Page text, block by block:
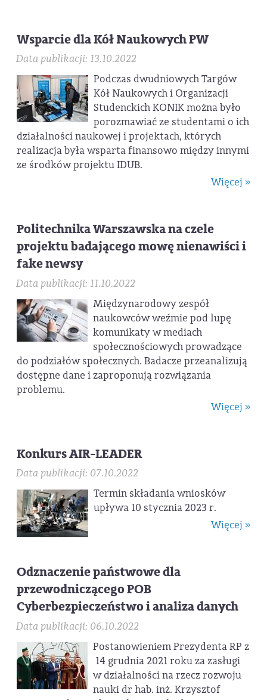
Wsparcie dla Kół Naukowych PW
Data publikacji: 13.10.2022
Podczas dwudniowych Targów
Kół Naukowych i Organizacji
Studenckich KONIK można było
porozmawiać ze studentami o ich
działalności naukowej i projektach, których
realizacja była wsparta finansowo między innymi
ze środków projektu IDUB.
Więcej »
Politechnika Warszawska na czele
projektu badającego mowę nienawiści i
fake newsy
Data publikacji: 11.10.2022
Międzynarodowy zespół
naukowców weźmie pod lupę
komunikaty w mediach
społecznościowych prowadzące
do podziałów społecznych. Badacze przeanalizują
dostępne dane i zaproponują rozwiązania
problemu.
Więcej »
Konkurs AIR-LEADER
Data publikacji: 07.10.2022
Termin składania wniosków
upływa 10 stycznia 2023 r.
Więcej »
Odznaczenie państwowe dla
przewodniczącego POB
Cyberbezpieczeństwo i analiza danych
Data publikacji: 06.10.2022
Postanowieniem Prezydenta RP z
14 grudnia 2021 roku za zasługi
w działalności na rzecz rozwoju
nauki dr hab. inż. Krzysztof